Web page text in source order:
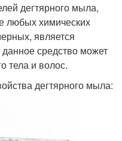
дегтярного мыла,
любых химических
является
средство может
тела и волос.
дегтярного мыла: